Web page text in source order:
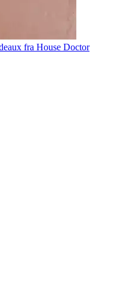
fra House Doctor